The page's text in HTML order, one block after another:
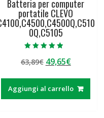
Batteria per computer
portatile CLEVO
0Q,C5105
4.50
su 5
63,89€ Il
originale
era:
49,65€Il
attuale
è:
Aggiungi al carrello